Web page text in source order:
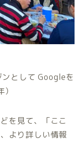
として Googleを
を見て、「ここ
より詳しい情報